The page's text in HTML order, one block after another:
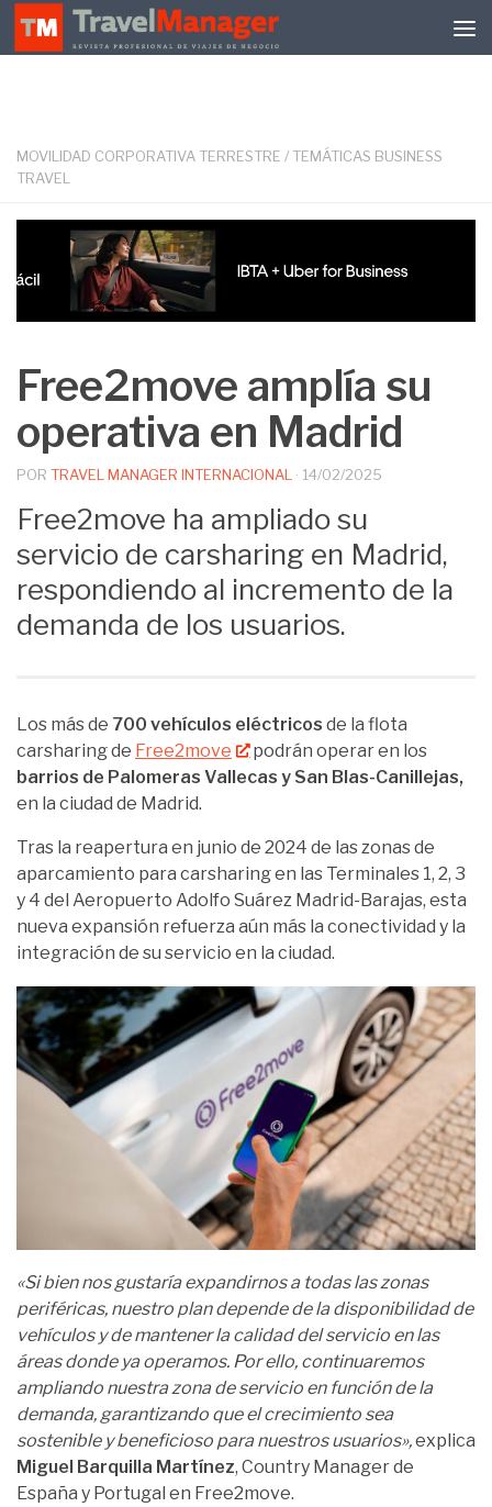
Debajo del contenido
MOVILIDAD CORPORATIVA TERRESTRE / TEMÁTICAS BUSINESS
TRAVEL
Free2move amplía su
operativa en Madrid
POR TRAVEL MANAGER INTERNACIONAL · 14/02/2025
Free2move ha ampliado su
servicio de carsharing en Madrid,
respondiendo al incremento de la
demanda de los usuarios.
Los más de 700 vehículos eléctricos de la flota
carsharing de Free2move
podrán operar en los
barrios de Palomeras Vallecas y San Blas-Canillejas,
en la ciudad de Madrid.
Tras la reapertura en junio de 2024 de las zonas de
aparcamiento para carsharing en las Terminales 1, 2, 3
y 4 del Aeropuerto Adolfo Suárez Madrid-Barajas, esta
nueva expansión refuerza aún más la conectividad y la
integración de su servicio en la ciudad.
«Si bien nos gustaría expandirnos a todas las zonas
periféricas, nuestro plan depende de la disponibilidad de
vehículos y de mantener la calidad del servicio en las
áreas donde ya operamos. Por ello, continuaremos
ampliando nuestra zona de servicio en función de la
demanda, garantizando que el crecimiento sea
sostenible y beneficioso para nuestros usuarios»,explica
Miguel Barquilla Martínez, Country Manager de
España y Portugal en Free2move.